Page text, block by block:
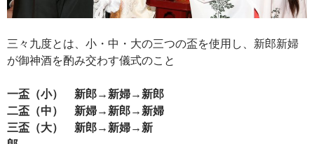
三々九度とは、小・中・大の三つの盃を使用し、新郎新婦
が御神酒を酌み交わす儀式のこと
一盃（小） 新郎→新婦→新郎
二盃（中） 新婦→新郎→新婦
三盃（大） 新郎→新婦→新